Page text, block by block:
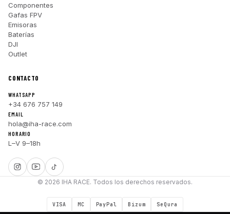
Componentes
Gafas FPV
Emisoras
Baterías
DJI
Outlet
CONTACTO
WHATSAPP
+34 676 757 149
EMAIL
hola@iha-race.com
HORARIO
L–V 9–18h
© 2026 IHA RACE. Todos los derechos reservados.
VISA MC PayPal Bizum SeQura